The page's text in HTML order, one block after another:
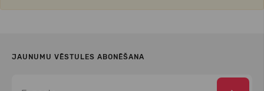
JAUNUMU VĒSTULES ABONĒŠANA